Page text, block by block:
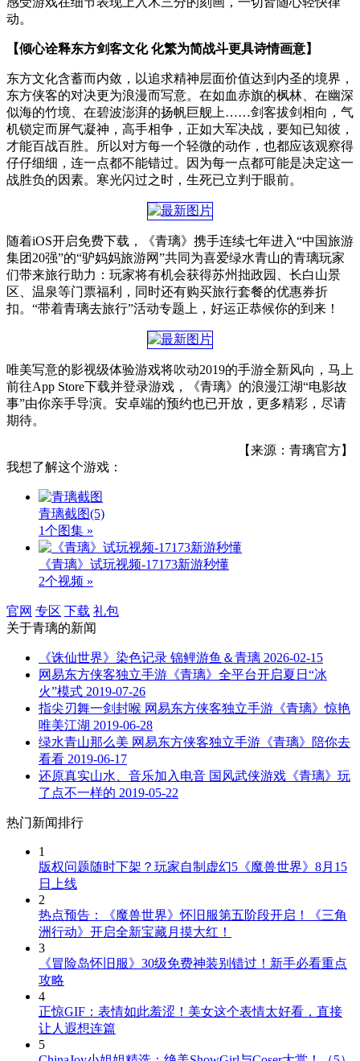
动。
【倾心诠释东方剑客文化 化繁为简战斗更具诗情画意】
东方文化含蓄而内敛，以追求精神层面价值达到内圣的境界，
东方侠客的对决更为浪漫而写意。在如血赤旗的枫林、在幽深
似海的竹境、在碧波澎湃的扬帆巨舰上……剑客拔剑相向，气
机锁定而屏气凝神，高手相争，正如大军决战，要知已知彼，
才能百战百胜。所以对方每一个轻微的动作，也都应该观察得
仔仔细细，连一点都不能错过。因为每一点都可能是决定这一
战胜负的因素。寒光闪过之时，生死已立判于眼前。
随着iOS开启免费下载，《青璃》携手连续七年进入“中国旅游
集团20强”的“驴妈妈旅游网”共同为喜爱绿水青山的青璃玩家
们带来旅行助力：玩家将有机会获得苏州拙政园、长白山景
区、温泉等门票福利，同时还有购买旅行套餐的优惠券折
扣。“带着青璃去旅行”活动专题上，好运正恭候你的到来！
唯美写意的影视级体验游戏将吹动2019的手游全新风向，马上
前往App Store下载并登录游戏，《青璃》的浪漫江湖“电影故
事”由你亲手导演。安卓端的预约也已开放，更多精彩，尽请
期待。
【来源：青璃官方】
我想了解这个游戏：
青璃截图(5)
1个图集 »
《青璃》试玩视频-17173新游秒懂
2个视频 »
官网 专区 下载 礼包
关于青璃的新闻
《诛仙世界》染色记录 锦鲤游鱼＆青璃 2026-02-15
网易东方侠客独立手游《青璃》全平台开启夏日“冰
火”模式 2019-07-26
指尖刃舞一剑封喉 网易东方侠客独立手游《青璃》惊艳
唯美江湖 2019-06-28
绿水青山那么美 网易东方侠客独立手游《青璃》陪你去
看看 2019-06-17
还原真实山水、音乐加入电音 国风武侠游戏《青璃》玩
了点不一样的 2019-05-22
热门新闻排行
1
版权问题随时下架？玩家自制虚幻5《魔兽世界》8月15
日上线
2
热点预告：《魔兽世界》怀旧服第五阶段开启！《三角
洲行动》开启全新宝藏月摸大红！
3
《冒险岛怀旧服》30级免费神装别错过！新手必看重点
攻略
4
正惊GIF：表情如此羞涩！美女这个表情太好看，直接
让人遐想连篇
5